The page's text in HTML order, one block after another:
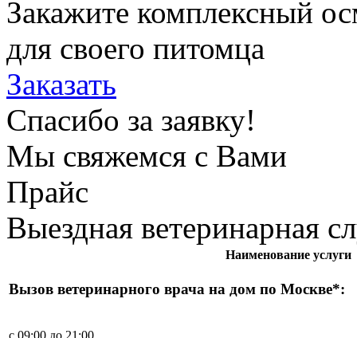
Закажите комплексный
для своего питомца
Заказать
Спасибо за заявку!
Мы свяжемся с Вами
Прайс
Выездная ветеринарная
Наименование услуги
Вызов ветеринарного врача на дом по Москве*:
с 09:00 до 21:00